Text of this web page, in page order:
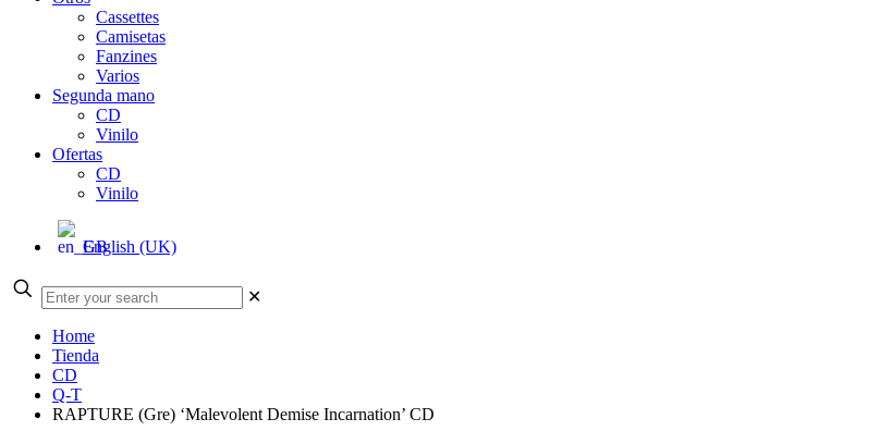
Cassettes
Camisetas
Fanzines
Varios
Segunda mano
CD
Vinilo
Ofertas
CD
Vinilo
English (UK)
✕
Home
Tienda
CD
Q-T
RAPTURE (Gre) ‘Malevolent Demise Incarnation’ CD